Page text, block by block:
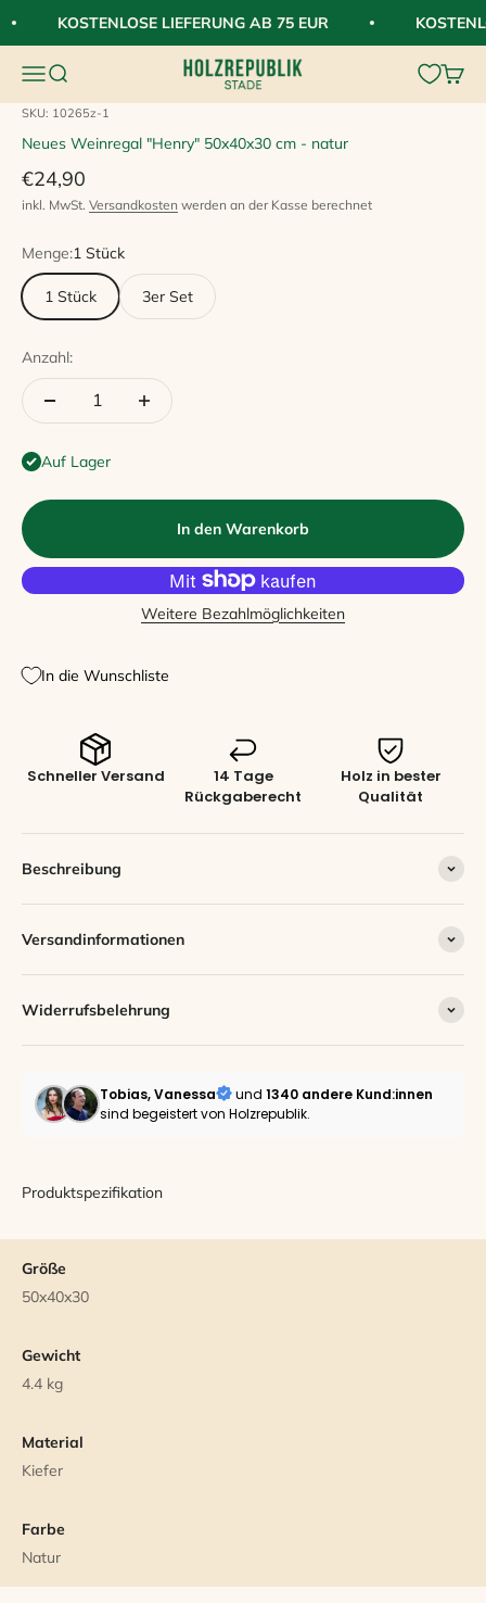
KOSTENLOSE LIEFERUNG AB 75 EUR
Navigationsmenü öffnen
Suche öffnen HolzRepublik
SKU: 10265z-1
Neues Weinregal "Henry" 50x40x30 cm - natur
Angebot
€24,90
inkl. MwSt. Versandkosten werden an der Kasse berechnet
Menge:1 Stück
1 Stück 3er Set
Anzahl:
Auf Lager
In den Warenkorb
Weitere Bezahlmöglichkeiten
In die Wunschliste
Schneller Versand
14 Tage
Rückgaberecht
Holz in bester
Qualität
Beschreibung
Versandinformationen
Widerrufsbelehrung
Tobias, Vanessa und 1340 andere Kund:innen
sind begeistert von Holzrepublik.
Produktspezifikation
Größe
50x40x30
Gewicht
4.4 kg
Material
Kiefer
Farbe
Natur